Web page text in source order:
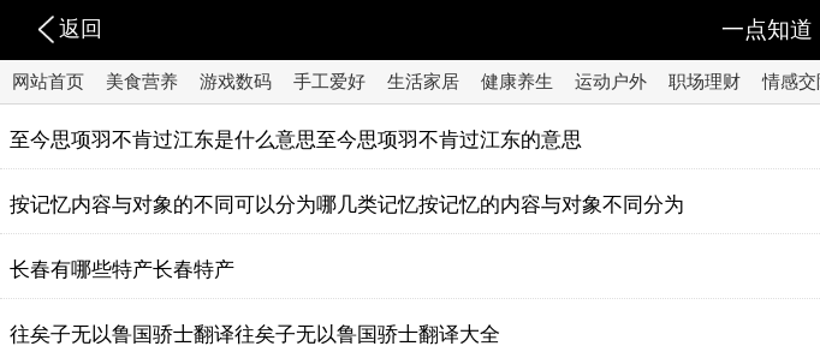
返回 一点知道
网站首页 美食营养 游戏数码 手工爱好 生活家居 健康养生 运动户外 职场理财 情感交
至今思项羽不肯过江东是什么意思至今思项羽不肯过江东的意思
按记忆内容与对象的不同可以分为哪几类记忆按记忆的内容与对象不同分为
长春有哪些特产长春特产
往矣子无以鲁国骄士翻译往矣子无以鲁国骄士翻译大全